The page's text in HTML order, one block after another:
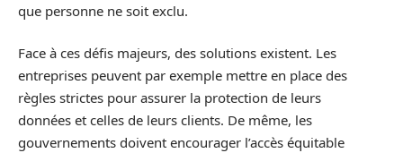
que personne ne soit exclu.
Face à ces défis majeurs, des solutions existent. Les
entreprises peuvent par exemple mettre en place des
règles strictes pour assurer la protection de leurs
données et celles de leurs clients. De même, les
gouvernements doivent encourager l’accès équitable